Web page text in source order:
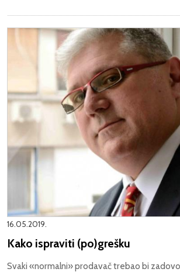
16.05.2019.
Kako ispraviti (po)grešku
Svaki «normalni» prodavač trebao bi